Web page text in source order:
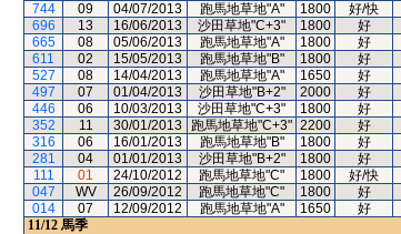
744
09 04/07/2013 跑馬地草地"A" 1800 好/快
696
13 16/06/2013 沙田草地"C+3" 1800 好
665
08 05/06/2013 跑馬地草地"A" 1800 好
611
02 15/05/2013 跑馬地草地"B" 1800 好
527
08 14/04/2013 跑馬地草地"A" 1650 好
497
07 01/04/2013 沙田草地"B+2" 2000 好
446
06 10/03/2013 沙田草地"C+3" 1800 好
352
11 30/01/2013 跑馬地草地"C+3" 2200 好
316
06 16/01/2013 跑馬地草地"B" 1800 好
281
04 01/01/2013 沙田草地"B+2" 1800 好
111
01 24/10/2012 跑馬地草地"C" 1800 好/快
047
WV 26/09/2012 跑馬地草地"C" 1800 好
014
07 12/09/2012 跑馬地草地"A" 1650 好
11/12 馬季